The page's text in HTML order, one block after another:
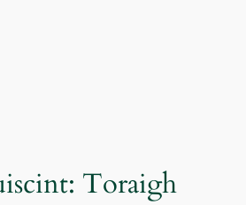
Toraigh